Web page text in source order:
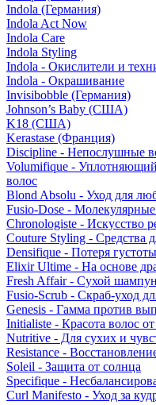
Indola (Германия)
Indola Act Now
Indola Care
Indola Styling
Indola - Окислители и
Indola - Окрашивание
Invisibobble (Германия)
Johnson’s Baby (США)
K18 (США)
Kerastase (Франция)
Discipline - Непослушные
Volumifique - Уплотняющий
волос
Blond Absolu - Уход для
Fusio-Dose -
Chronologiste - Искусство
Couture Styling - Средства
Densifique - Потеря
Elixir Ultime - На основе
Fresh Affair - Сухой
Fusio-Scrub - Скраб-уход
Genesis - Гамма против
Initialiste - Красота волос
Nutritive - Для сухих и
Resistance -
Soleil - Защита от солнца
Specifique -
Curl Manifesto - Уход за